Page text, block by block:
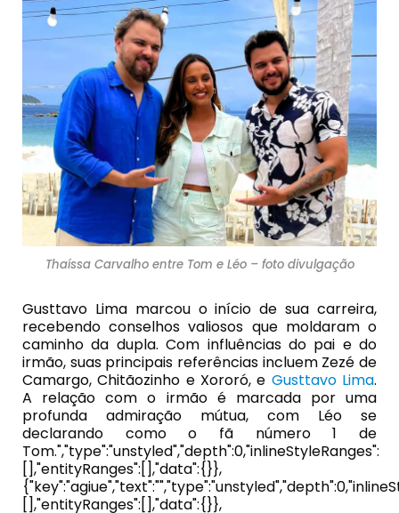
Thaíssa Carvalho entre Tom e Léo – foto divulgação
Gusttavo Lima marcou o início de sua carreira,
recebendo conselhos valiosos que moldaram o
caminho da dupla. Com influências do pai e do
irmão, suas principais referências incluem Zezé de
Camargo, Chitãozinho e Xororó, e Gusttavo Lima.
A relação com o irmão é marcada por uma
profunda admiração mútua, com Léo se
declarando como o fã número 1 de
Tom.","type":"unstyled","depth":0,"inlineStyleRanges":
[],"entityRanges":[],"data":{}},
[],"entityRanges":[],"data":{}},